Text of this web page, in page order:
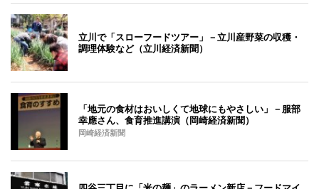
立川で「スローフードツアー」－立川産野菜の収穫・
調理体験など（立川経済新聞）
「地元の食材はおいしくて地球にもやさしい」－服部
幸應さん、食育推進講演（岡崎経済新聞）
岡崎経済新聞